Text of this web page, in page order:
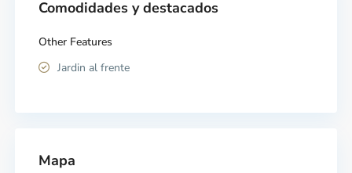
Comodidades y destacados
Other Features
Jardin al frente
Mapa